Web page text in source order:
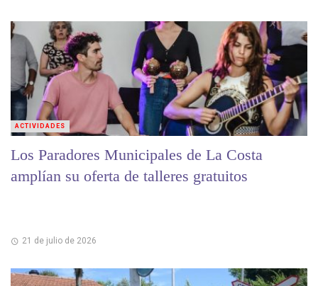
Los Paradores Municipales de La Costa
amplían su oferta de talleres gratuitos
21 de julio de 2026
ACTIVIDADES